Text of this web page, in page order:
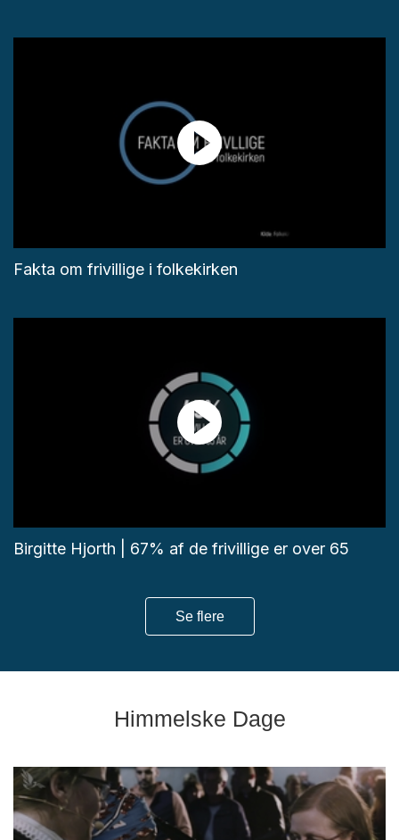
Fakta om frivillige i folkekirken
Birgitte Hjorth | 67% af de frivillige er over 65
Se flere
Himmelske Dage